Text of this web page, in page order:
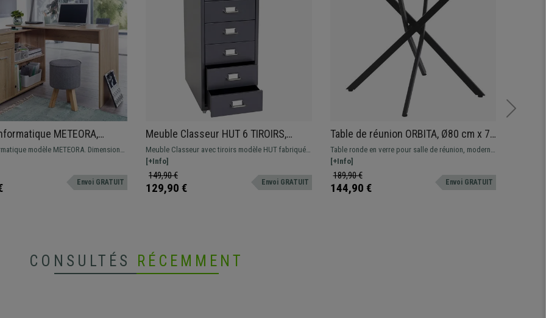
METEORA,
cm, avec Etagères et
modèle METEORA. Dimensions
intégrés
Envoi GRATUIT
Meuble Classeur HUT 6 TIROIRS,
69x28x44 cm, en Acier, Gris
Meuble Classeur avec tiroirs modèle HUT fabriqué à
l'aide de tôles en acier avec une grande capacité de
stockage.
[+Info]
149,90 €
129,90 € Envoi GRATUIT
Table de réunion ORBITA, Ø80 cm x 75
cm, Structure Métallique et Verre
Trempé, Ronde, Noir
Table ronde en verre pour salle de réunion, moderne
et contemporaine. Fabriquée avec des matériaux de
qualité, elle s'intègre parfaitement à tous les
intérieurs
[+Info]
189,90 €
144,90 € Envoi GRATUIT
CONSULTÉS RÉCEMMENT